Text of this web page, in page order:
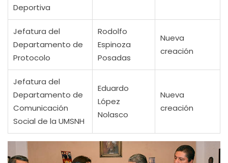
Deportiva
Jefatura del
Departamento de
Protocolo
Rodolfo
Espinoza
Posadas
Nueva
creación
Jefatura del
Departamento de
Comunicación
Social de la UMSNH
Eduardo
López
Nolasco
Nueva
creación